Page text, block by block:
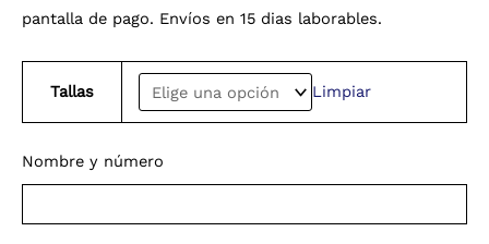
pantalla de pago. Envíos en 15 dias laborables.
Tallas Limpiar
Nombre y número